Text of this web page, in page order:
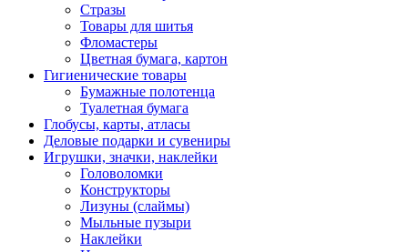
Стразы
Товары для шитья
Фломастеры
Цветная бумага, картон
Гигиенические товары
Бумажные полотенца
Туалетная бумага
Глобусы, карты, атласы
Деловые подарки и сувениры
Игрушки, значки, наклейки
Головоломки
Конструкторы
Лизуны (слаймы)
Мыльные пузыри
Наклейки